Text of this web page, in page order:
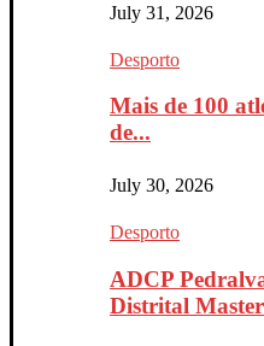
July 31, 2026
Desporto
Mais de 100
de...
July 30, 2026
Desporto
ADCP
Distrital